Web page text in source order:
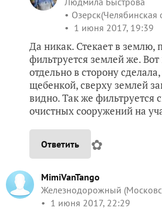
Озерск(Челябинская
1 июня 2017, 19:39
Да никак. Стекает в землю,
фильтруется землей же. Вот
отдельно в сторону
щебенкой, сверху землей
видно. Так же фильтруется
очистных сооружений на
Ответить ✿
MimiVanTango
Железнодорожный
1 июня 2017, 22:29